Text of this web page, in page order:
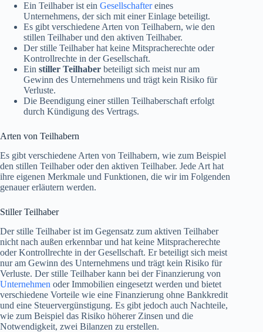
Ein Teilhaber ist ein Gesellschaftereines
Unternehmens, der sich mit einer Einlage beteiligt.
Es gibt verschiedene Arten von Teilhabern, wie den
stillen Teilhaber und den aktiven Teilhaber.
Der stille Teilhaber hat keine Mitspracherechte oder
Kontrollrechte in der Gesellschaft.
Ein stiller Teilhaber beteiligt sich meist nur am
Gewinn des Unternehmens und trägt kein Risiko für
Verluste.
Die Beendigung einer stillen Teilhaberschaft erfolgt
durch Kündigung des Vertrags.
Arten von Teilhabern
Es gibt verschiedene Arten von Teilhabern, wie zum Beispiel
den stillen Teilhaber oder den aktiven Teilhaber. Jede Art hat
ihre eigenen Merkmale und Funktionen, die wir im Folgenden
genauer erläutern werden.
Stiller Teilhaber
Der stille Teilhaber ist im Gegensatz zum aktiven Teilhaber
nicht nach außen erkennbar und hat keine Mitspracherechte
oder Kontrollrechte in der Gesellschaft. Er beteiligt sich meist
nur am Gewinn des Unternehmens und trägt kein Risiko für
Verluste. Der stille Teilhaber kann bei der Finanzierung von
Unternehmen oder Immobilien eingesetzt werden und bietet
verschiedene Vorteile wie eine Finanzierung ohne Bankkredit
und eine Steuervergünstigung. Es gibt jedoch auch Nachteile,
wie zum Beispiel das Risiko höherer Zinsen und die
Notwendigkeit, zwei Bilanzen zu erstellen.